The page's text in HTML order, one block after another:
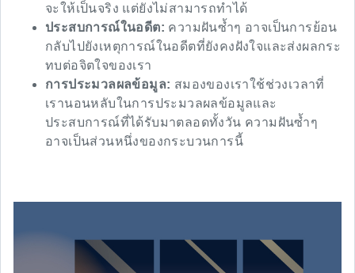
จะให้เป็นจริง แต่ยังไม่สามารถทำได้
ประสบการณ์ในอดีต: ความฝันซ้ำๆ อาจเป็นการย้อน
กลับไปยังเหตุการณ์ในอดีตที่ยังคงฝังใจและส่งผลกระ
ทบต่อจิตใจของเรา
การประมวลผลข้อมูล: สมองของเราใช้ช่วงเวลาที่
เรานอนหลับในการประมวลผลข้อมูลและ
ประสบการณ์ที่ได้รับมาตลอดทั้งวัน ความฝันซ้ำๆ
อาจเป็นส่วนหนึ่งของกระบวนการนี้